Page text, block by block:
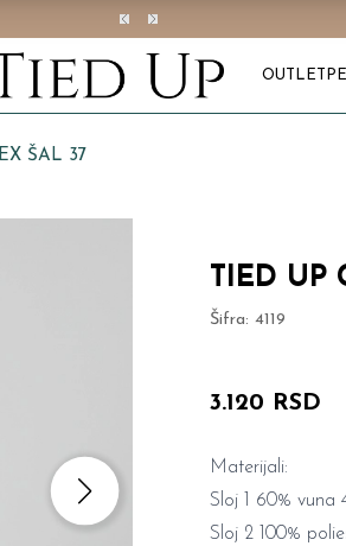
OUTLET
ŠAL 37
TIED UP
Šifra: 4119
3.120 RSD
Materijali:
Sloj 1 60% vuna
Sloj 2 100%